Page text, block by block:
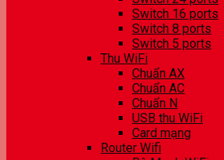
Switch 16 ports
Switch 8 ports
Switch 5 ports
Thu WiFi
Chuẩn AX
Chuẩn AC
Chuẩn N
USB thu WiFi
Card mạng
Router Wifi